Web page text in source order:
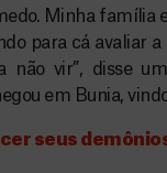
Minha família
para cá avaliar
vir”, disse
em Bunia,
seus